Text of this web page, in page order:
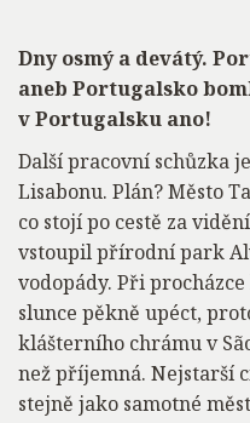
Dny osmý a devátý.
aneb Portugalsko
v Portugalsku ano!
Další pracovní schůzka
Lisabonu. Plán? Město
co stojí po cestě za
vstoupil přírodní park
vodopády. Při
slunce pěkně upéct,
klášterního chrámu v
než příjemná. Nejstarší
stejně jako samotné